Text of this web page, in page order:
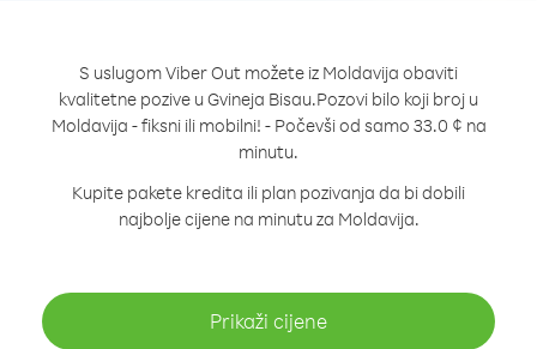
S uslugom Viber Out možete iz Moldavija obaviti
kvalitetne pozive u Gvineja Bisau.Pozovi bilo koji broj u
Moldavija - fiksni ili mobilni! - Počevši od samo 33.0 ¢ na
minutu.
Kupite pakete kredita ili plan pozivanja da bi dobili
najbolje cijene na minutu za Moldavija.
Prikaži cijene